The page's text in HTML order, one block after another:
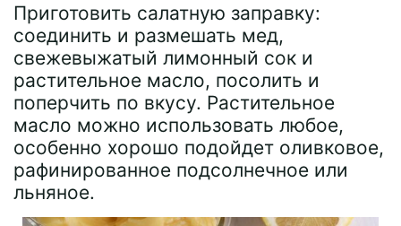
Приготовить салатную заправку:
соединить и размешать мед,
свежевыжатый лимонный сок и
растительное масло, посолить и
поперчить по вкусу. Растительное
масло можно использовать любое,
особенно хорошо подойдет оливковое,
рафинированное подсолнечное или
льняное.